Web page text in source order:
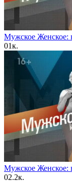
Мужское Женское:
01к.
Мужское Женское:
02.2к.